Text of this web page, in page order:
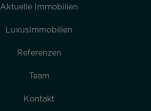
Aktuelle Immobilien
LuxusImmobilien
Referenzen
Team
Kontakt